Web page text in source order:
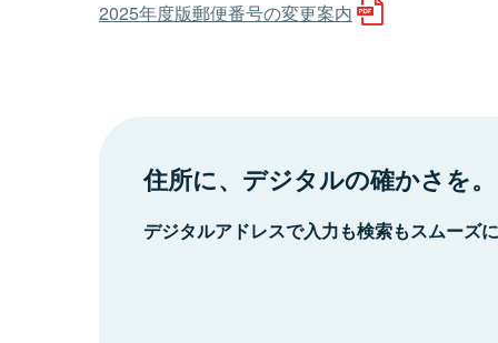
2025年度版郵便番号の変更案内
住所に、デジタルの確かさを。
デジタルアドレスで入力も検索もスムーズ